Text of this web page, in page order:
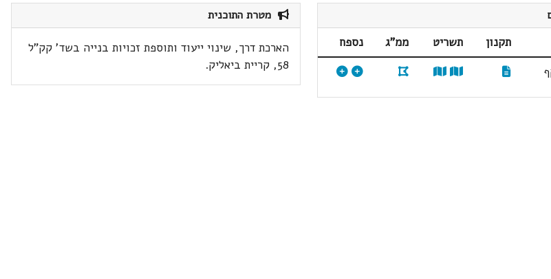
תקנון תשריט ממ"ג
נספח
מטרת התוכנית
הארכת דרך, שינוי ייעוד ותוספת זכויות בנייה בשד' קק"ל
58, קריית ביאליק.